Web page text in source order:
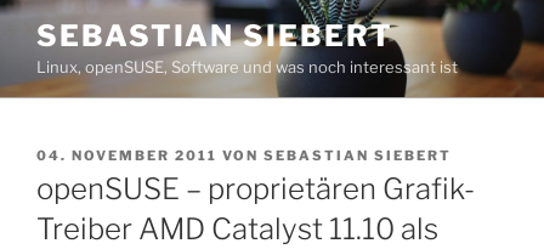
Zum
Inhalt
springen
SEBASTIAN SIEBERT
Linux, openSUSE, Software und was noch interessant ist
VERÖFFENTLICHT
04. NOVEMBER 2011 VON SEBASTIAN SIEBERT
openSUSE – proprietären Grafik-
Treiber AMD Catalyst 11.10 als